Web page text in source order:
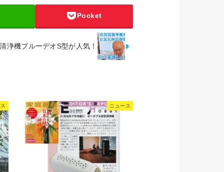
Pocket
浄機ブルーデオS型が人気！
ニュース